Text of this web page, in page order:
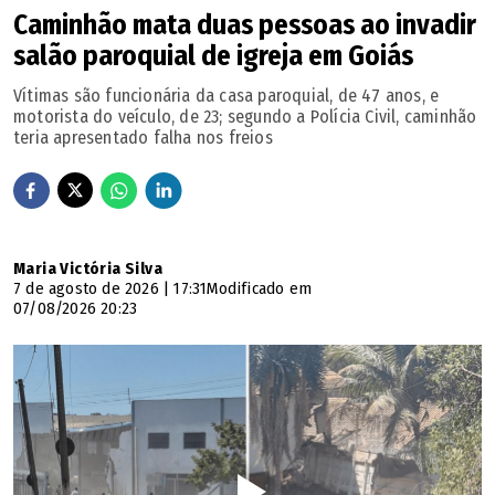
morreram posteriormente em hospitais, em razão da
gravidade dos ferimentos.
O POPULARtentou contato com a Secretaria de Saúde de
mas não obteve retorno.
A Polícia Científica identificou seis das vítimas:
Anderson Oliveira Silva, de 47 anos;
Rodrigo Fernandes dos Santos, de 30 anos;
Gabriel Willians de Matos Oliveira, de 1 ano e 5
Caminhão mata duas pessoas ao invadir
salão paroquial de igreja em Goiás
Vítimas são funcionária da casa paroquial, de 47 anos, e
motorista do veículo, de 23; segundo a Polícia Civil, caminhão
teria apresentado falha nos freios
Maria Victória Silva
7 de agosto de 2026 | 17:31Modificado em
07/08/2026 20:23